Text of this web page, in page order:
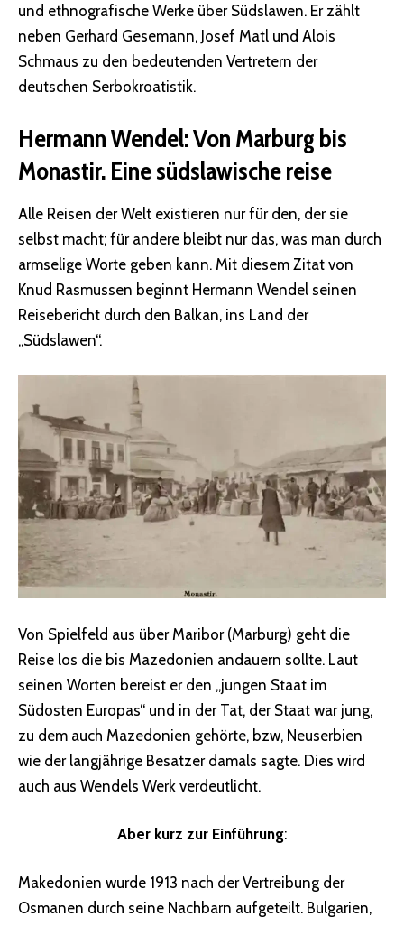
und ethnografische Werke über Südslawen. Er zählt
neben Gerhard Gesemann, Josef Matl und Alois
Schmaus zu den bedeutenden Vertretern der
deutschen Serbokroatistik.
Hermann Wendel: Von Marburg bis
Monastir. Eine südslawische reise
Alle Reisen der Welt existieren nur für den, der sie
selbst macht; für andere bleibt nur das, was man durch
armselige Worte geben kann. Mit diesem Zitat von
Knud Rasmussen beginnt Hermann Wendel seinen
Reisebericht durch den Balkan, ins Land der
„Südslawen“.
Von Spielfeld aus über Maribor (Marburg) geht die
Reise los die bis Mazedonien andauern sollte. Laut
seinen Worten bereist er den „jungen Staat im
Südosten Europas“ und in der Tat, der Staat war jung,
zu dem auch Mazedonien gehörte, bzw, Neuserbien
wie der langjährige Besatzer damals sagte. Dies wird
auch aus Wendels Werk verdeutlicht.
Aber kurz zur Einführung:
Makedonien wurde 1913 nach der Vertreibung der
Osmanen durch seine Nachbarn aufgeteilt. Bulgarien,